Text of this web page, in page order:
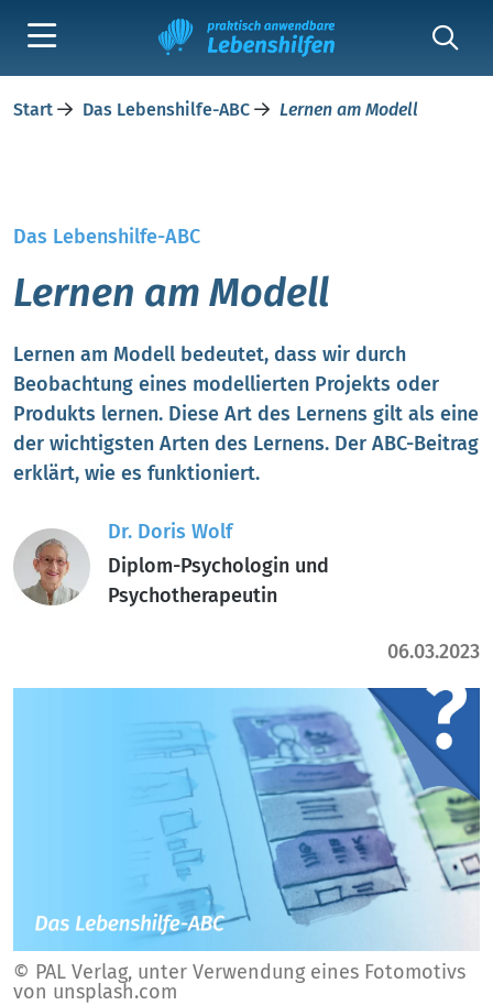
Start Das Lebenshilfe-ABC Lernen am Modell
Das Lebenshilfe-ABC
Lernen am Modell
Lernen am Modell bedeutet, dass wir durch
Beobachtung eines modellierten Projekts oder
Produkts lernen. Diese Art des Lernens gilt als eine
der wichtigsten Arten des Lernens. Der ABC-Beitrag
erklärt, wie es funktioniert.
Dr. Doris Wolf
Diplom-Psychologin und
Psychotherapeutin
06.03.2023
© PAL Verlag, unter Verwendung eines Fotomotivs
von unsplash.com